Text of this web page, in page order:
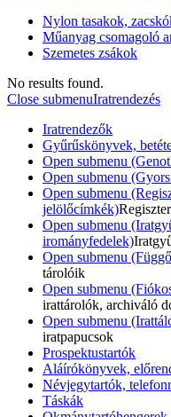
Nylon tasakok,
Műanyag csomagoló
Szemetes zsákok
No results found.
Close submenuIratrendezés
Iratrendezők
Gyűrűskönyvek,
Open submenu
Open submenu
Open submenu
jelölőcímkék)
Open submenu
irományfedelek)
Open submenu
tárolóik
Open submenu
irattárolók, archiváló
Open submenu
iratpapucsok
Prospektustartók
Aláírókönyvek,
Névjegytartók,
Táskák